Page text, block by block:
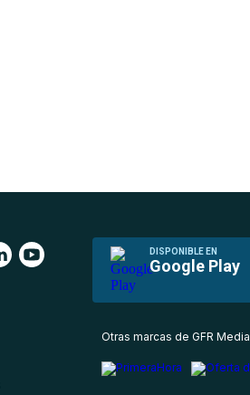
DISPONIBLE EN
Google Play
Otras marcas de GFR Media